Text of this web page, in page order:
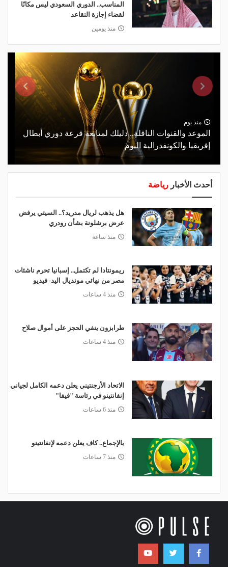
المناسب.. الدوري السعودي ليس مكانًا
لقضاء إجازة التقاعد
منذ يومين
منذ يوم
الموعد والقنوات الناقلة.. دليلك لمتابعة قرعة دوري أبطال
إفريقيا والكونفدرالية اليوم
أحدث الأخبار رياضة
هل يذهب لريال مدريد؟.. السيتي يرفض
عرض برشلونة بشأن رودري
منذ ساعة
ريمونتادا لم تكتمل.. إسبانيا تحرم ناشئات
مصر من نهائي مونديال اليد- فيديو
منذ 4 ساعات
طرابزون ينفي الحجز على أموال صلاح
منذ 4 ساعات
الاتحاد الأرجنتيني يعلن دعمه الكامل لجياني
إنفانتينو في رئاسة "فيفا"
منذ 6 ساعات
بالإجماع.. كاف يعلن دعمه لإنفانتينو
منذ 7 ساعات